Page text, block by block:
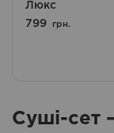
Суші-сет
Люкс
799
грн.